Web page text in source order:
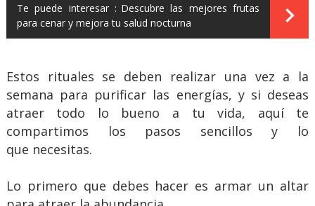
Te puede interesar : Descubre las mejores frutas
para cenar y mejora tu salud nocturna
Estos rituales se deben realizar una vez a la
semana para purificar las energías, y si deseas
atraer todo lo bueno a tu vida, aquí te
compartimos los pasos sencillos y lo
que necesitas.
Lo primero que debes hacer es armar un altar